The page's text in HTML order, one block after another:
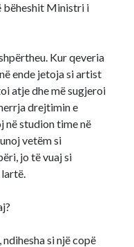
bëheshit Ministri i
Kur qeveria
ende jetoja si artist
atje dhe më sugjeroi
drejtimin e
në studion time në
vetëm si
jo të vuaj si
si një copë